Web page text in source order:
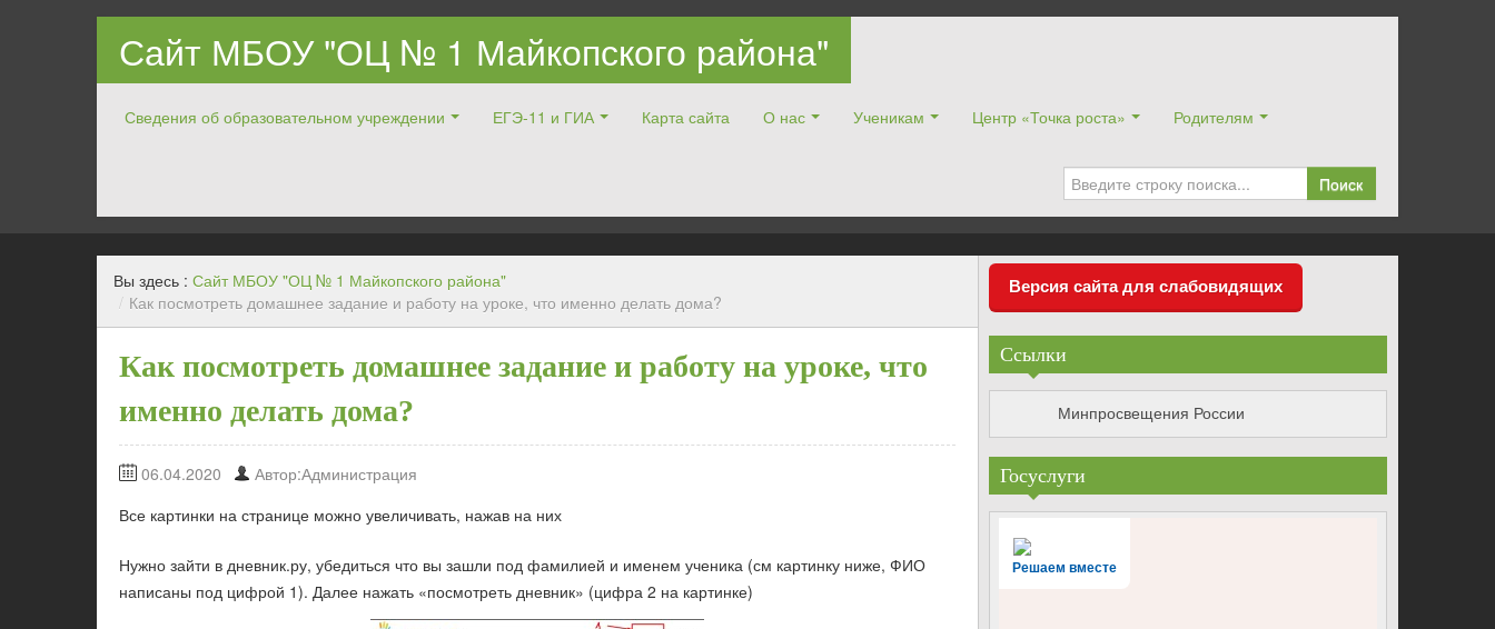
Сайт МБОУ "ОЦ № 1 Майкопского района"
Сведения об образовательном учреждении ЕГЭ-11 и ГИА Карта сайта О нас Ученикам Центр «Точка роста» Родителям
Поиск
Вы здесь : Сайт МБОУ "ОЦ № 1 Майкопского района"
/ Как посмотреть домашнее задание и работу на уроке, что именно делать дома?
Как посмотреть домашнее задание и работу на уроке, что
именно делать дома?
06.04.2020
Автор:Администрация
Все картинки на странице можно увеличивать, нажав на них
Нужно зайти в дневник.ру, убедиться что вы зашли под фамилией и именем ученика (см картинку ниже, ФИО
написаны под цифрой 1). Далее нажать «посмотреть дневник» (цифра 2 на картинке)
Версия сайта для слабовидящих
Ссылки
Минпросвещения России
Госуслуги
Решаем вместе